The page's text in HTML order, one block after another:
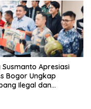
Susmanto Apresiasi
Bogor Ungkap
Ilegal dan